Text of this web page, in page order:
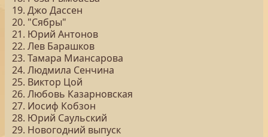
19. Джо Дассен
20. "Сябры"
21. Юрий Антонов
22. Лев Барашков
23. Тамара Миансарова
24. Людмила Сенчина
25. Виктор Цой
26. Любовь Казарновская
27. Иосиф Кобзон
28. Юрий Саульский
29. Новогодний выпуск